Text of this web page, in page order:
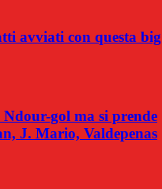
avviati con questa big
gol ma si prende
J. Mario, Valdepenas